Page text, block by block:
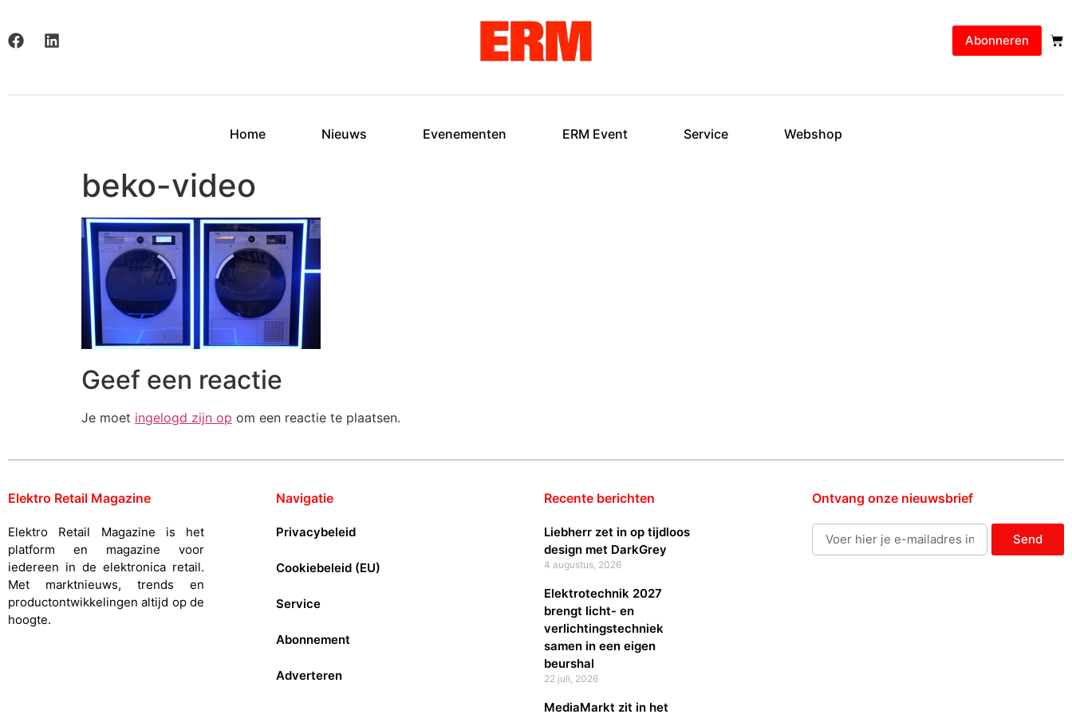
Abonneren
Home Nieuws Evenementen ERM Event Service Webshop
beko-video
Geef een reactie
Je moet ingelogd zijn op om een reactie te plaatsen.
Elektro Retail Magazine Navigatie Recente berichten Ontvang onze nieuwsbrief
Elektro Retail Magazine is het
platform en magazine voor
iedereen in de elektronica retail.
Met marktnieuws, trends en
productontwikkelingen altijd op de
hoogte.
Privacybeleid
Cookiebeleid (EU)
Service
Abonnement
Adverteren
Liebherr zet in op tijdloos
design met DarkGrey
4 augustus, 2026
Elektrotechnik 2027
brengt licht- en
verlichtingstechniek
samen in een eigen
beurshal
22 juli, 2026
MediaMarkt zit in het
Send